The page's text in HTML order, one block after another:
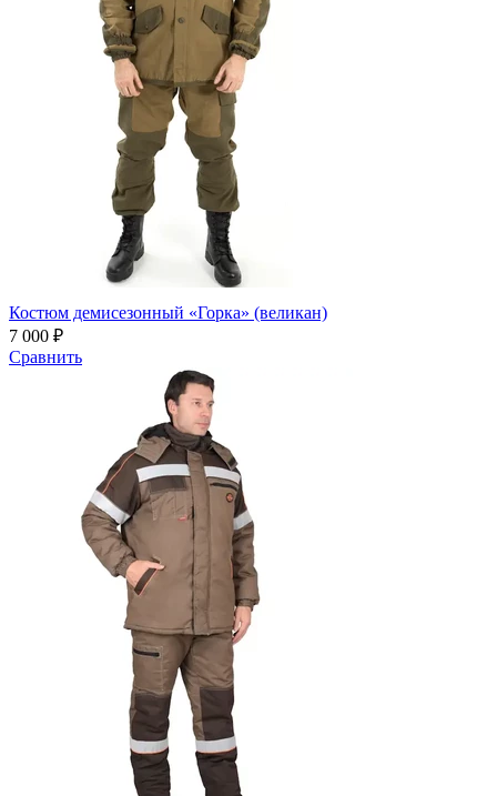
Костюм демисезонный «Горка» (великан)
7 000 ₽
Сравнить